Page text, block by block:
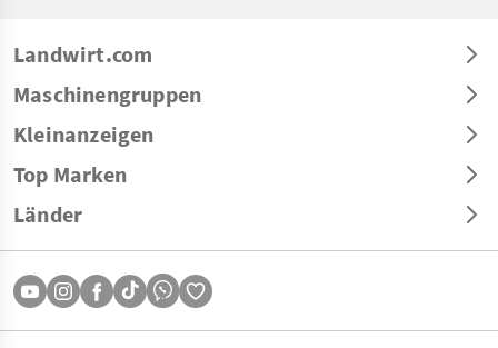
Landwirt.com
Maschinengruppen
Kleinanzeigen
Top Marken
Länder